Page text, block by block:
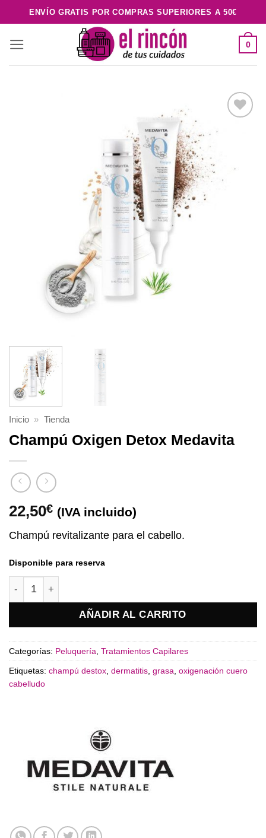
al
contenido
ENVÍO GRATIS POR COMPRAS SUPERIORES A 50€
0
deseos
Inicio » Tienda
Champú Oxigen Detox Medavita
22,50€ (IVA incluido)
Champú revitalizante para el cabello.
Disponible para reserva
Champú Oxigen Detox Medavita cantidad
AÑADIR AL CARRITO
Categorías: Peluquería, Tratamientos Capilares
Etiquetas: champú destox, dermatitis, grasa, oxigenación cuero
cabelludo